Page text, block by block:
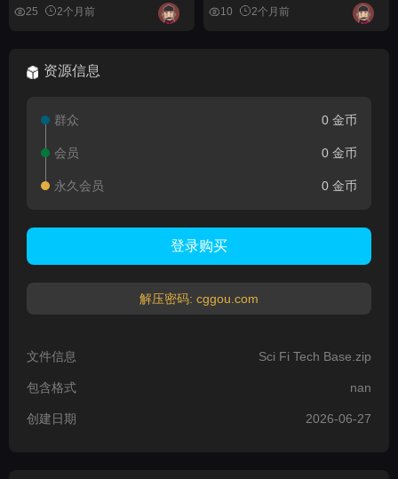
25 2个月前 10 2个月前
资源信息
群众 0 金币
会员 0 金币
永久会员 0 金币
登录购买
解压密码: cggou.com
文件信息 Sci Fi Tech Base.zip
包含格式 nan
创建日期 2026-06-27